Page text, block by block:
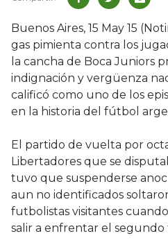
Buenos Aires, 15 May 15
gas pimienta contra los
la cancha de Boca Juniors
indignación y vergüenza
calificó como uno de los
en la historia del fútbol
El partido de vuelta por
Libertadores que se
tuvo que suspenderse
aun no identificados
futbolistas visitantes
salir a enfrentar el segundo